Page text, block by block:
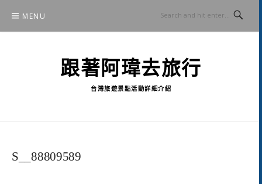
content
MENU
跟著阿瑋去旅行
台灣旅遊景點活動詳細介紹
S__88809589